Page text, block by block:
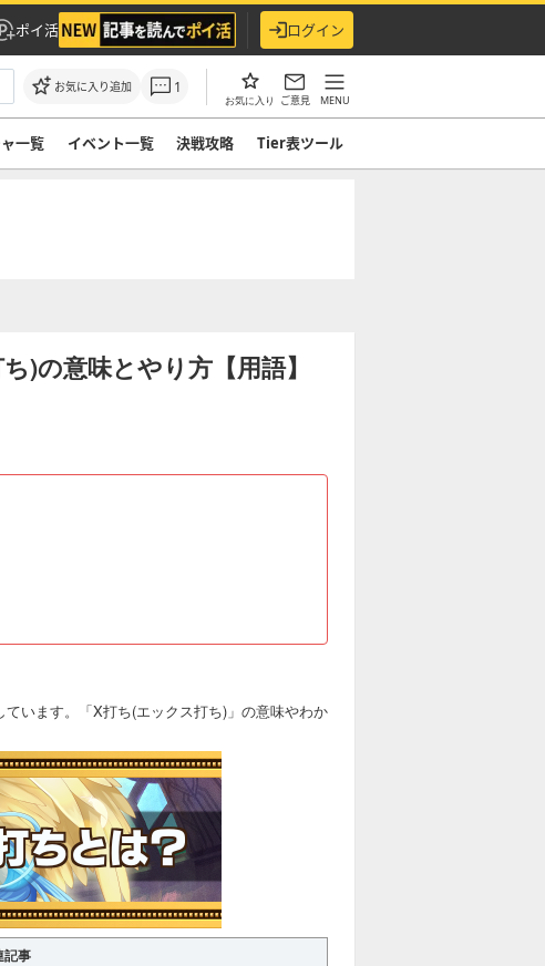
ポイ活 ログイン
お気に入り追加 1
お気に入り ご意見 MENU
一覧 イベント一覧 決戦攻略 Tier表ツール
)の意味とやり方【用語】
います。「X打ち(エックス打ち)」の意味やわか
記事